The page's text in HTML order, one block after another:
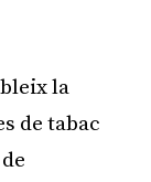
la
de tabac